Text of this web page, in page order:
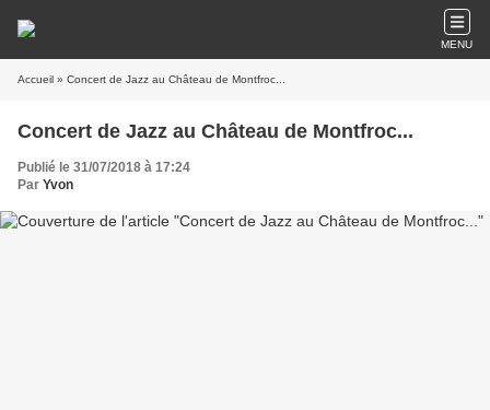
MENU
Accueil » Concert de Jazz au Château de Montfroc...
Concert de Jazz au Château de Montfroc...
Publié le 31/07/2018 à 17:24
Par Yvon